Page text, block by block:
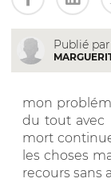
Publié par
mon
du tout avec
mort
les choses
recours sans